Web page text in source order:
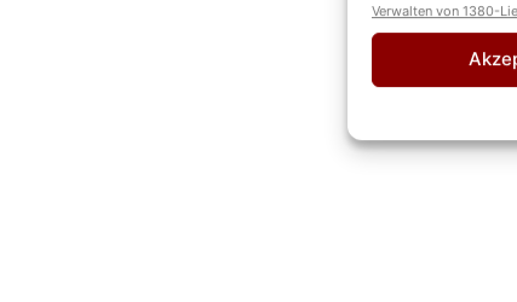
Verwalten von 1380-